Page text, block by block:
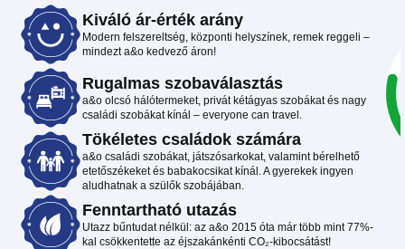
Kiváló ár-érték arány
Modern felszereltség, központi helyszínek, remek reggeli –
mindezt a&o kedvező áron!
Rugalmas szobaválasztás
a&o olcsó hálótermeket, privát kétágyas szobákat és nagy
családi szobákat kínál – everyone can travel.
Tökéletes családok számára
a&o családi szobákat, játszósarkokat, valamint bérelhető
etetőszékeket és babakocsikat kínál. A gyerekek ingyen
aludhatnak a szülők szobájában.
Fenntartható utazás
Utazz bűntudat nélkül: az a&o 2015 óta már több mint 77%-
kal csökkentette az éjszakánkénti CO₂-kibocsátást!